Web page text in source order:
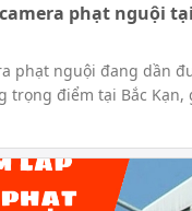
phạt nguội
phạt nguội đang dần
trọng điểm tại Bắc Kạn,